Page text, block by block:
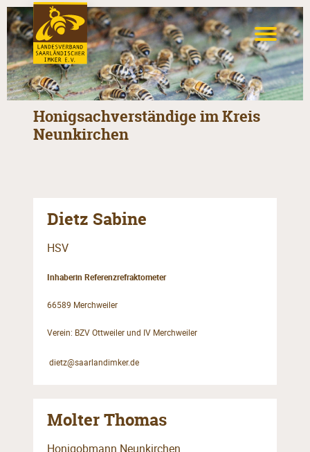
Honigsachverständige im Kreis
Neunkirchen
Dietz Sabine
HSV
Inhaberin Referenzrefraktometer
66589 Merchweiler
Verein: BZV Ottweiler und IV Merchweiler
dietz@saarlandimker.de
Molter Thomas